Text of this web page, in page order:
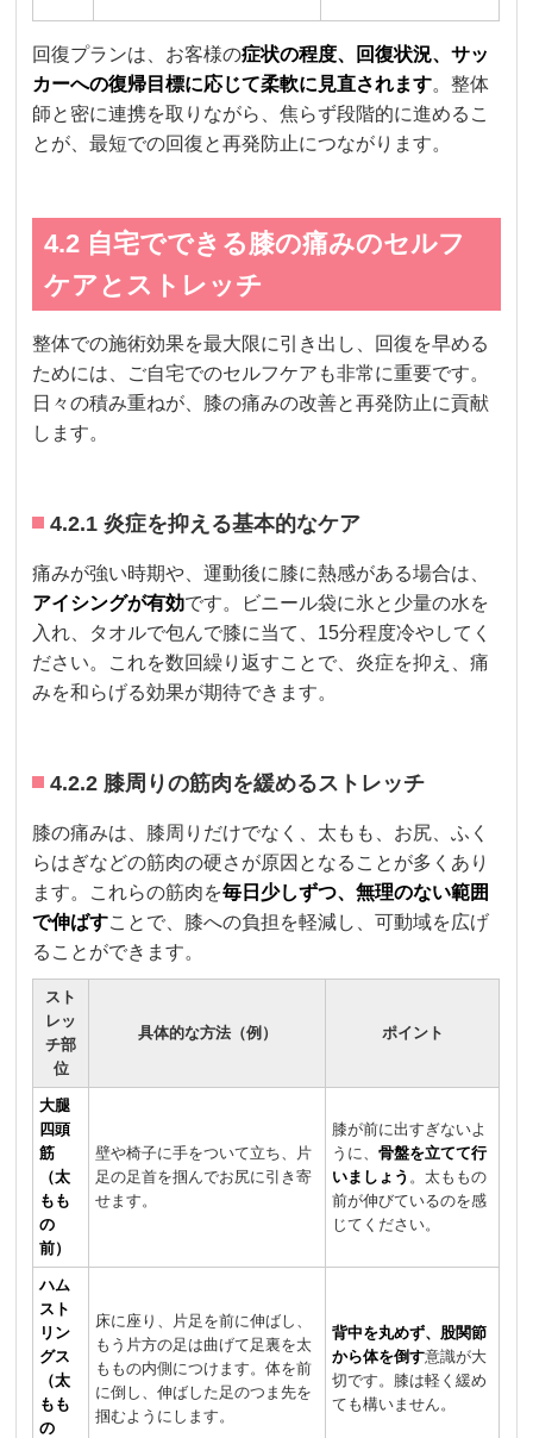
回復プランは、お客様の症状の程度、回復状況、サッ
カーへの復帰目標に応じて柔軟に見直されます。整体
師と密に連携を取りながら、焦らず段階的に進めるこ
とが、最短での回復と再発防止につながります。
4.2 自宅でできる膝の痛みのセルフ
ケアとストレッチ
整体での施術効果を最大限に引き出し、回復を早める
ためには、ご自宅でのセルフケアも非常に重要です。
日々の積み重ねが、膝の痛みの改善と再発防止に貢献
します。
4.2.1 炎症を抑える基本的なケア
痛みが強い時期や、運動後に膝に熱感がある場合は、
アイシングが有効です。ビニール袋に氷と少量の水を
入れ、タオルで包んで膝に当て、15分程度冷やしてく
ださい。これを数回繰り返すことで、炎症を抑え、痛
みを和らげる効果が期待できます。
4.2.2 膝周りの筋肉を緩めるストレッチ
膝の痛みは、膝周りだけでなく、太もも、お尻、ふく
らはぎなどの筋肉の硬さが原因となることが多くあり
ます。これらの筋肉を毎日少しずつ、無理のない範囲
で伸ばすことで、膝への負担を軽減し、可動域を広げ
ることができます。
スト
レッ
チ部
位
具体的な方法（例） ポイント
大腿
四頭
筋
（太
もも
の
前）
壁や椅子に手をついて立ち、片
足の足首を掴んでお尻に引き寄
せます。
膝が前に出すぎないよ
うに、骨盤を立てて行
いましょう 。太ももの
前が伸びているのを感
じてください。
ハム
スト
リン
グス
（太
もも
の
床に座り、片足を前に伸ばし、
もう片方の足は曲げて足裏を太
ももの内側につけます。体を前
に倒し、伸ばした足のつま先を
掴むようにします。
背中を丸めず、股関節
から体を倒す意識が大
切です。膝は軽く緩め
ても構いません。